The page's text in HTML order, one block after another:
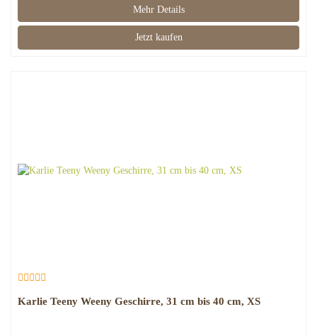
Mehr Details
Jetzt kaufen
Karlie Teeny Weeny Geschirre, 31 cm bis 40 cm, XS